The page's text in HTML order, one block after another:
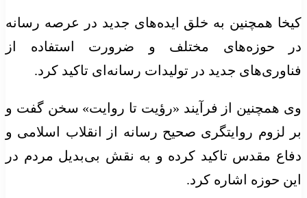
کیخا همچنین به خلق ایده‌های جدید در عرصه رسانه
در حوزه‌های مختلف و ضرورت استفاده از
فناوری‌های جدید در تولیدات رسانه‌ای تاکید کرد.
وی همچنین از فرآیند «رؤیت تا روایت» سخن گفت و
بر لزوم روایتگری صحیح رسانه از انقلاب اسلامی و
دفاع مقدس تاکید کرده و به نقش بی‌بدیل مردم در
این حوزه اشاره کرد.